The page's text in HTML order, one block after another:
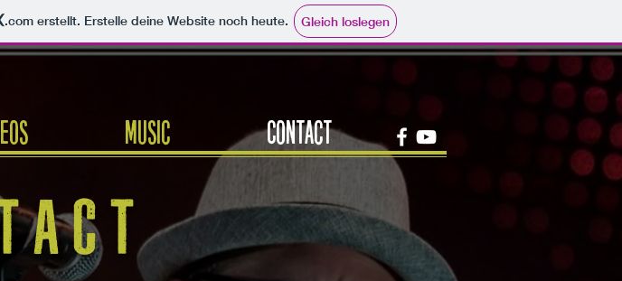
.com erstellt. Erstelle deine Website noch heute. Gleich loslegen
Music Contact